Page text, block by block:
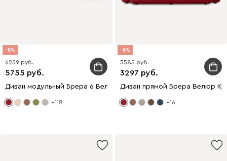
8
5755
6259
Диван модульный Брера 6 Велюр Красный
+118
8
3297
3585
Диван прямой Брера Велюр
+16